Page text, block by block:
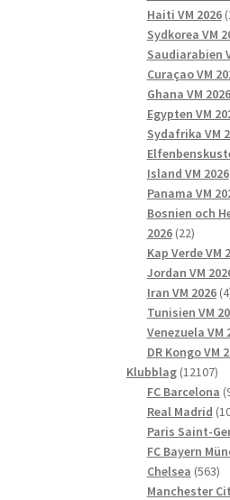
Haiti VM 2026
Sydkorea VM
Saudiarabien
Curaçao VM
Ghana VM 2026
Egypten VM
Sydafrika VM
Island VM 2026
Panama VM
Bosnien och
2026 2222
Kap Verde VM
Jordan VM
Iran VM 2026 4
Tunisien VM
Venezuela VM
DR Kongo VM
Klubblag 12107
FC Barcelona
Real Madrid
Paris Saint-
FC Bayern
Chelsea 563563
Manchester